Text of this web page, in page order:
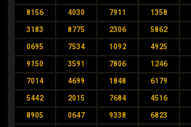
8156 4030 7911 1358
3183 8775 2306 5862
0695 7534 1092 4925
9150 3591 7806 1246
7014 4699 1848 6179
5442 2015 7684 4516
8905 0647 9338 6823